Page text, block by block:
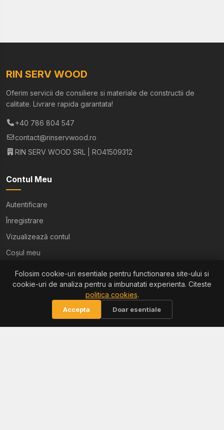
RIN SERV WOOD
Oferim servicii de consiliere si materiale de constructii de
calitate. Livrare rapida garantata!
+40 786 804 547
contact@rinservwood.ro
RIN SERV WOOD SRL | RO41509312
Contul Meu
Autentificare
Înregistrare
Vizualizează contul
Coșul meu
Ajutor
Termeni și condiții
Politica de confidențialitate
Folosim cookie-uri esentiale pentru functionarea site-ului si
cookie-uri de analiza pentru a imbunatati experienta. Citeste
politica cookies.
Accepta Doar esentiale